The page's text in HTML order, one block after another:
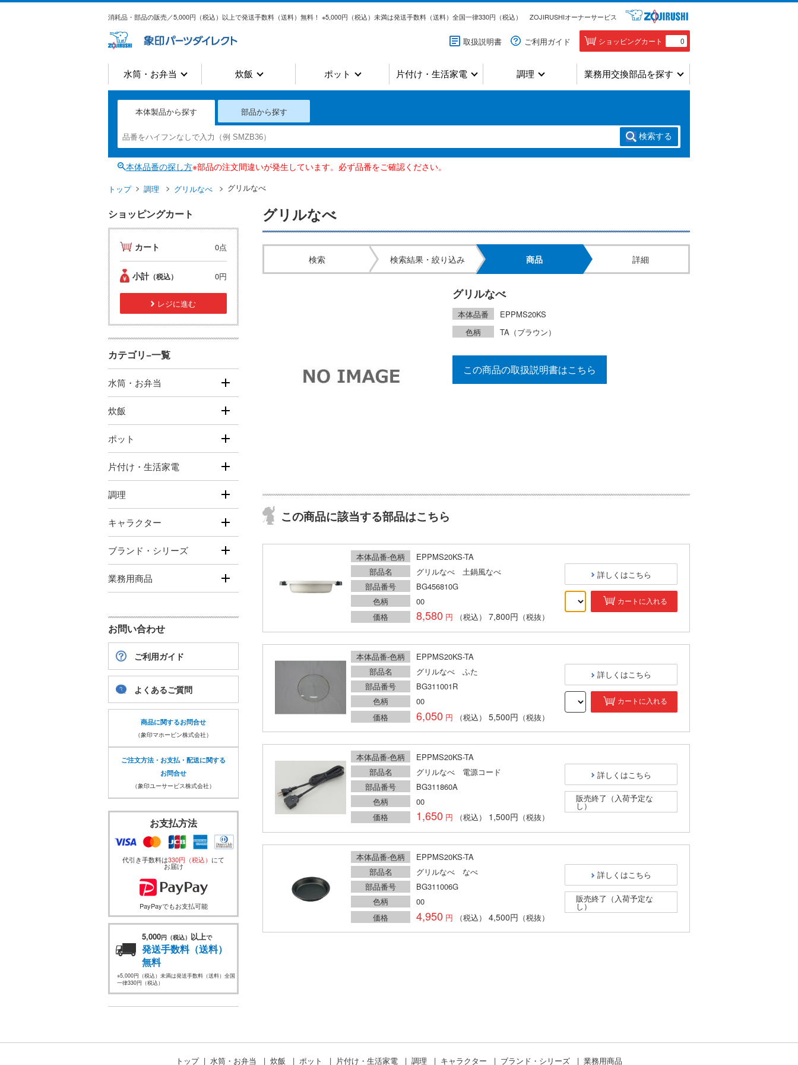
消耗品・部品の販売／5,000円（税込）以上で発送手数料（送料）無料！ ※5,000円（税込）未満は発送手数料（送料）全国一律330円（税込） ZOJIRUSHIオーナーサービス
取扱説明書 ご利用ガイド ショッピングカート 0
水筒・お弁当 炊飯 ポット 片付け・生活家電 調理 業務用交換部品を探す
本体製品から探す 部品から探す
検索する
本体品番の探し方※部品の注文間違いが発生しています。必ず品番をご確認ください。
トップ 調理 グリルなべ グリルなべ
グリルなべ
検索 検索結果・絞り込み 商品 詳細
グリルなべ
本体品番
EPPMS20KS
色柄
TA（ブラウン）
この商品の取扱説明書はこちら
この商品に該当する部品はこちら
本体品番-色柄
EPPMS20KS-TA
部品名
グリルなべ 土鍋風なべ
部品番号
BG456810G
色柄
00
価格
8,580 （税込） 7,800円 （税抜）
詳しくはこちら
カートに入れる
本体品番-色柄
EPPMS20KS-TA
部品名
グリルなべ ふた
部品番号
BG311001R
色柄
00
価格
6,050 （税込） 5,500円 （税抜）
詳しくはこちら
カートに入れる
本体品番-色柄
EPPMS20KS-TA
部品名
グリルなべ 電源コード
部品番号
BG311860A
色柄
00
価格
1,650 （税込） 1,500円 （税抜）
詳しくはこちら
販売終了（入荷予定な
し）
本体品番-色柄
EPPMS20KS-TA
部品名
グリルなべ なべ
部品番号
BG311006G
色柄
00
価格
4,950 （税込） 4,500円 （税抜）
詳しくはこちら
販売終了（入荷予定な
し）
ショッピングカート
カート 0点
小計 （税込） 0円
レジに進む
カテゴリ−一覧
水筒・お弁当
炊飯
ポット
片付け・生活家電
調理
キャラクター
ブランド・シリーズ
業務用商品
お問い合わせ
ご利用ガイド
よくあるご質問
商品に関するお問合せ
（象印マホービン株式会社）
ご注文方法・お支払・配送に関する
お問合せ
（象印ユーサービス株式会社）
お支払方法
代引き手数料は330円（税込） にて
お届け
PayPayでもお支払可能
5,000円（税込） 以上で
発送手数料（送料）
無料
※5,000円（税込）未満は発送手数料（送料）全国
一律330円（税込）
トップ 水筒・お弁当 炊飯 ポット 片付け・生活家電 調理 キャラクター ブランド・シリーズ 業務用商品